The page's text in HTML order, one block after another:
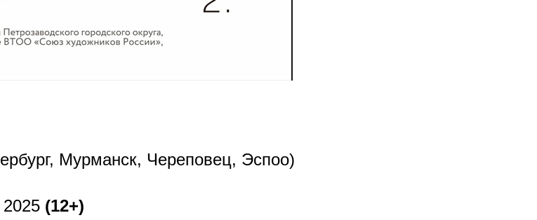
Мурманск, Череповец, Эспоо)
2025 (12+)